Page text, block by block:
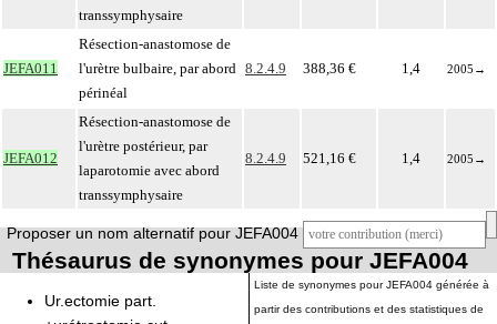
transsymphysaire
JEFA011
Résection-anastomose de
l'urètre bulbaire, par abord
périnéal
8.2.4.9 388,36 € 1,4 2005 →
JEFA012
Résection-anastomose de
l'urètre postérieur, par
laparotomie avec abord
transsymphysaire
8.2.4.9 521,16 € 1,4 2005 →
Proposer un nom alternatif pour JEFA004
Thésaurus de synonymes pour JEFA004
Ur.ectomie part.
Liste de synonymes pour JEFA004 générée à
partir des contributions et des statistiques de